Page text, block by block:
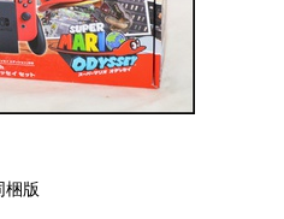
梱版